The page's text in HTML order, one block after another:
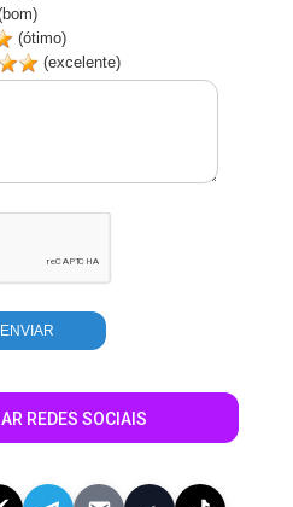
(ótimo)
(excelente)
REDES SOCIAIS